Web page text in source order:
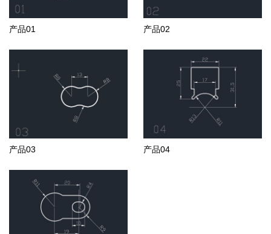
产品01 产品02
产品03 产品04